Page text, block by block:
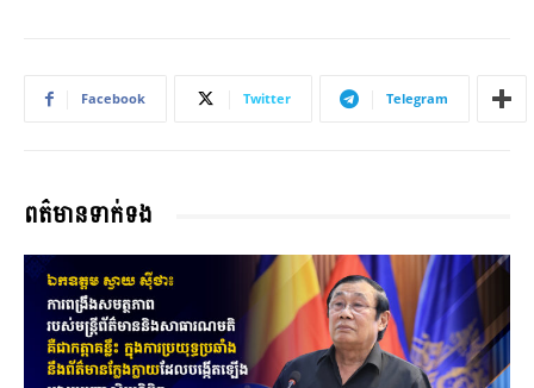
Facebook Twitter Telegram
ពត៌មានទាក់ទង